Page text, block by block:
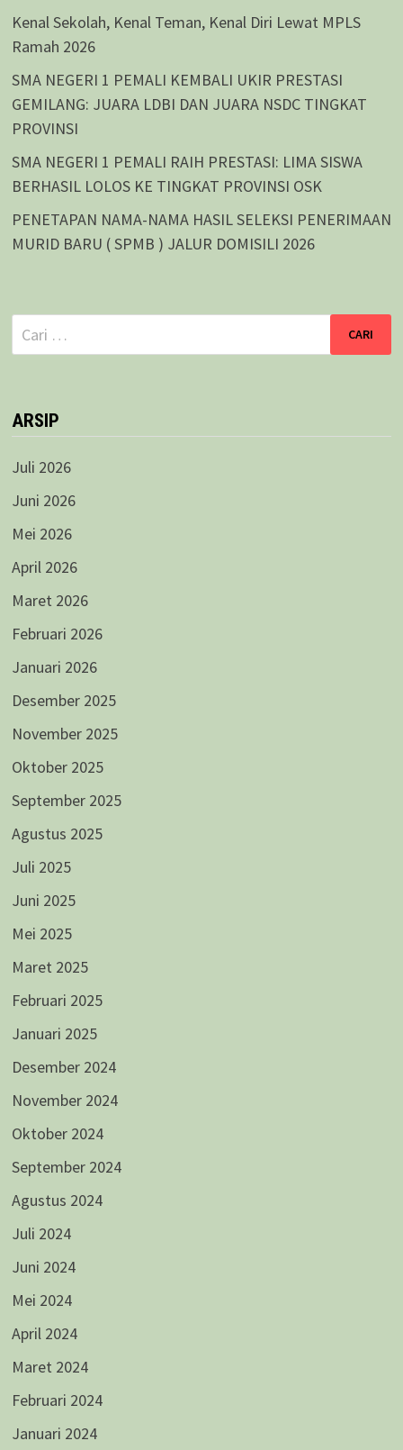
Kenal Sekolah, Kenal Teman, Kenal Diri Lewat MPLS
Ramah 2026
SMA NEGERI 1 PEMALI KEMBALI UKIR PRESTASI
GEMILANG: JUARA LDBI DAN JUARA NSDC TINGKAT
PROVINSI
SMA NEGERI 1 PEMALI RAIH PRESTASI: LIMA SISWA
BERHASIL LOLOS KE TINGKAT PROVINSI OSK
PENETAPAN NAMA-NAMA HASIL SELEKSI PENERIMAAN
MURID BARU ( SPMB ) JALUR DOMISILI 2026
Cari
untuk:
ARSIP
Juli 2026
Juni 2026
Mei 2026
April 2026
Maret 2026
Februari 2026
Januari 2026
Desember 2025
November 2025
Oktober 2025
September 2025
Agustus 2025
Juli 2025
Juni 2025
Mei 2025
Maret 2025
Februari 2025
Januari 2025
Desember 2024
November 2024
Oktober 2024
September 2024
Agustus 2024
Juli 2024
Juni 2024
Mei 2024
April 2024
Maret 2024
Februari 2024
Januari 2024